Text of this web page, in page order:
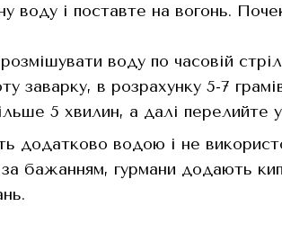
воду і поставте на вогонь.
воду по часовій
заварку, в розрахунку 5-7
5 хвилин, а далі перелийте
додатково водою і не
бажанням, гурмани додають